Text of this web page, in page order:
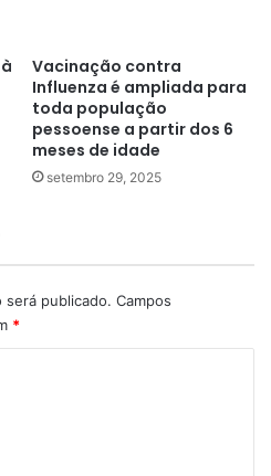
Vacinação contra
Influenza é ampliada para
toda população
pessoense a partir dos 6
meses de idade
setembro 29, 2025
será publicado. Campos
*